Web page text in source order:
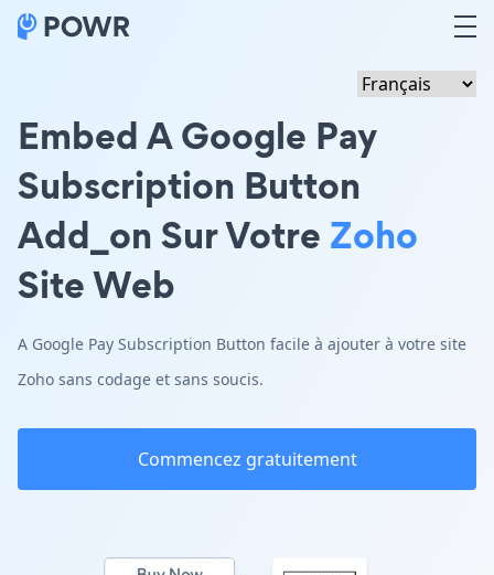
Embed A Google Pay
Subscription Button
Add_on Sur Votre Zoho
Site Web
A Google Pay Subscription Button facile à ajouter à votre site
Zoho sans codage et sans soucis.
Commencez gratuitement